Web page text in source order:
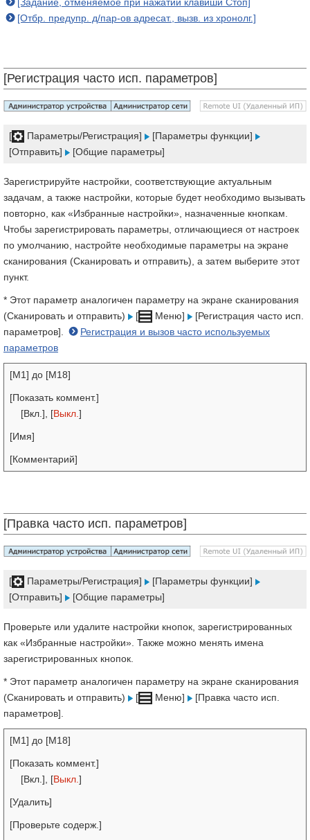
[Отбр. предупр. д/пар-ов адресат., вызв. из хронолг.]
[Регистрация часто исп. параметров]
[ Параметры/Регистрация]
[Параметры функции]
[Отправить]
[Общие параметры]
Зарегистрируйте настройки, соответствующие актуальным
задачам, а также настройки, которые будет необходимо вызывать
повторно, как «Избранные настройки», назначенные кнопкам.
Чтобы зарегистрировать параметры, отличающиеся от настроек
по умолчанию, настройте необходимые параметры на экране
сканирования (Сканировать и отправить), а затем выберите этот
пункт.
* Этот параметр аналогичен параметру на экране сканирования
(Сканировать и отправить)
[ Меню]
[Регистрация часто исп.
параметров].
Регистрация и вызов часто используемых
параметров
[M1] до [M18]
[Показать коммент.]
[Вкл.], [Выкл. ]
[Имя]
[Комментарий]
[Правка часто исп. параметров]
[ Параметры/Регистрация]
[Параметры функции]
[Отправить]
[Общие параметры]
Проверьте или удалите настройки кнопок, зарегистрированных
как «Избранные настройки». Также можно менять имена
зарегистрированных кнопок.
* Этот параметр аналогичен параметру на экране сканирования
(Сканировать и отправить)
[ Меню]
[Правка часто исп.
параметров].
[M1] до [M18]
[Показать коммент.]
[Вкл.], [Выкл. ]
[Удалить]
[Проверьте содерж.]